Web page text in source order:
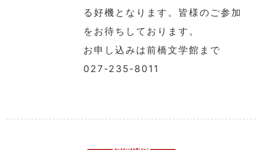
る好機となります。皆様のご参加
をお待ちしております。
お申し込みは前橋文学館まで
027-235‐8011